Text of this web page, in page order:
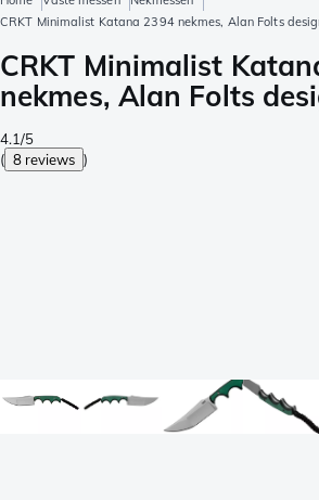
CRKT Minimalist Katana 2394 nekmes, Alan Folts
CRKT Minimalist
nekmes, Alan Folts
4.1/5
( 8 reviews )